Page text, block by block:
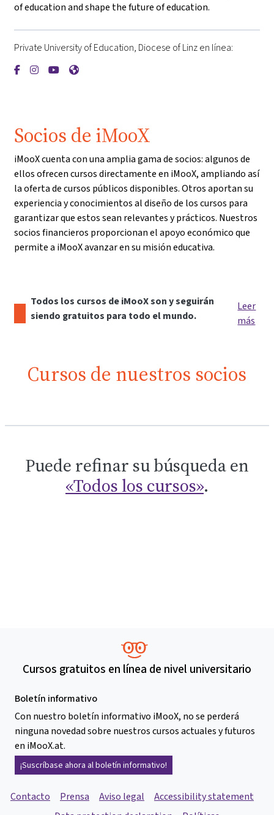
of education and shape the future of education.
Private University of Education, Diocese of Linz en línea:
{mlang de}Private Pädagogische Hochschule der Diözese
{mlang de}Private Pädagogische Hochschule der
{mlang de}Private Pädagogische Hochschule der
{mlang de}Private Pädagogische Hochschule
Socios de iMooX
iMooX cuenta con una amplia gama de socios: algunos de
ellos ofrecen cursos directamente en iMooX, ampliando así
la oferta de cursos públicos disponibles. Otros aportan su
experiencia y conocimientos al diseño de los cursos para
garantizar que estos sean relevantes y prácticos. Nuestros
socios financieros proporcionan el apoyo económico que
permite a iMooX avanzar en su misión educativa.
Todos los cursos de iMooX son y seguirán
siendo gratuitos para todo el mundo.
Leer
más
Cursos de nuestros socios
Puede refinar su búsqueda en
«Todos los cursos».
Cursos gratuitos en línea de nivel universitario
Boletín informativo
Con nuestro boletín informativo iMooX, no se perderá
ninguna novedad sobre nuestros cursos actuales y futuros
en iMooX.at.
¡Suscríbase ahora al boletín informativo!
Contacto Prensa Aviso legal
Accessibility statement